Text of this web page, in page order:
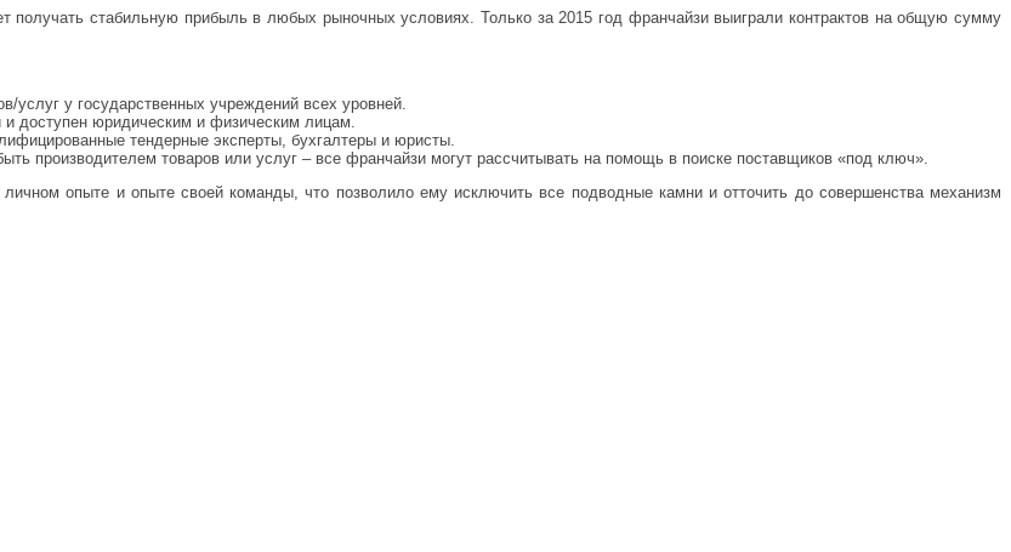
получать стабильную прибыль в любых рыночных условиях. Только за 2015 год франчайзи выиграли контрактов на общую сумму
услуг у государственных учреждений всех уровней.
доступен юридическим и физическим лицам.
тендерные эксперты, бухгалтеры и юристы.
производителем товаров или услуг – все франчайзи могут рассчитывать на помощь в поиске поставщиков «под ключ».
опыте и опыте своей команды, что позволило ему исключить все подводные камни и отточить до совершенства механизм